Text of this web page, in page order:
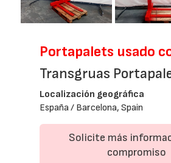
Portapalets usado
Transgruas
Localización geográfica
España / Barcelona, Spain
Solicite más
compromiso